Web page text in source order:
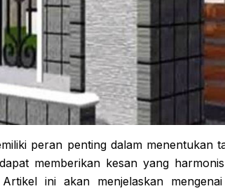
peran penting dalam menentukan
memberikan kesan yang
ini akan menjelaskan